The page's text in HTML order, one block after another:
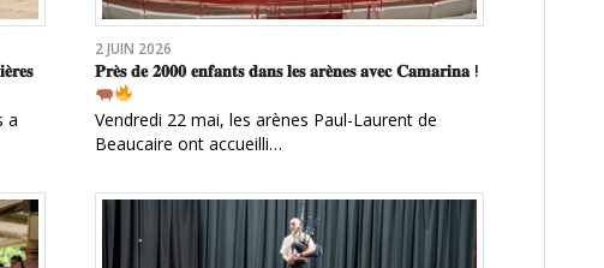
a
2 JUIN 2026
𝐏𝐫𝐞̀𝐬 𝐝𝐞 𝟐𝟎𝟎𝟎 𝐞𝐧𝐟𝐚𝐧𝐭𝐬 𝐝𝐚𝐧𝐬 𝐥𝐞𝐬 𝐚𝐫𝐞̀𝐧𝐞𝐬 𝐚𝐯𝐞𝐜 𝐂𝐚𝐦𝐚𝐫𝐢𝐧𝐚 !
Vendredi 22 mai, les arènes Paul-Laurent de
Beaucaire ont accueilli…